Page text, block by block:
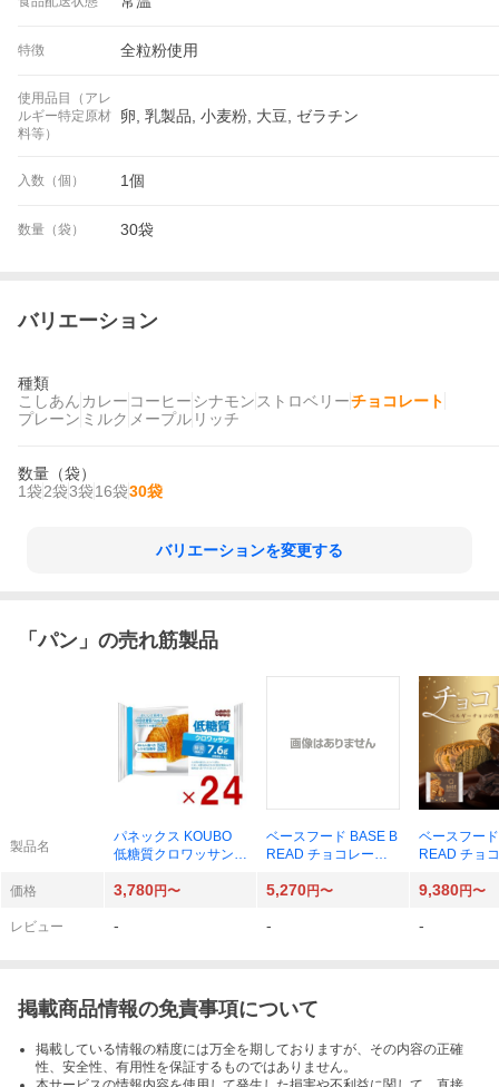
特徴 全粒粉使用
使用品目（アレ
ルギー特定原材
料等）
卵, 乳製品, 小麦粉, 大豆, ゼラチン
入数（個） 1個
数量（袋） 30袋
バリエーション
種類
こしあん カレー コーヒー シナモン ストロベリーチョコレート
プレーン ミルク メープル リッチ
数量（袋）
1袋2袋3袋16袋30袋
バリエーションを変更する
「パン 」の売れ筋製品
製品名
パネックス KOUBO
低糖質クロワッサン×
ベースフード BASE B
READ チョコレート×
ベースフー
READ チョ
価格
3,780円〜 5,270円〜 9,380円〜
レビュー - - -
掲載商品情報の免責事項について
掲載している情報の精度には万全を期しておりますが、その内容の正確
性、安全性、有用性を保証するものではありません。